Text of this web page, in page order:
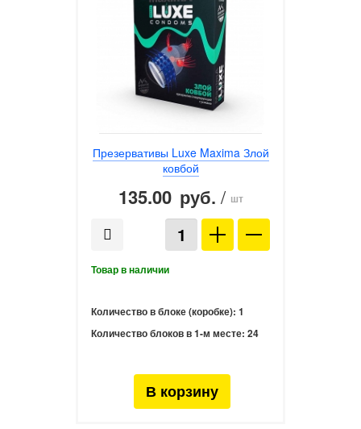
Презервативы Luxe Maxima Злой
ковбой
135.00 руб. / шт
Количество в блоке (коробке): 1
Количество блоков в 1-м месте: 24